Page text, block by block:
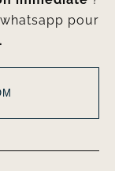
pour